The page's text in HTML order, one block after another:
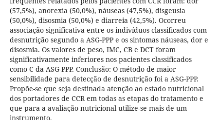
(57,5%), anorexia (50,0%), náuseas (47,5%), disgeusia
(50,0%), disosmia (50,0%) e diarreia (42,5%). Ocorreu
associação significativa entre os indivíduos classificados com
desnutrição segundo a ASG-PPP e os sintomas náuseas, dor e
disosmia. Os valores de peso, IMC, CB e DCT foram
significativamente inferiores nos pacientes classificados
como C da ASG-PPP. Conclusão: O método de maior
sensibilidade para detecção de desnutrição foi a ASG-PPP.
Propõe-se que seja destinada atenção ao estado nutricional
dos portadores de CCR em todas as etapas do tratamento e
que para a avaliação nutricional utilize-se mais de um
instrumento.